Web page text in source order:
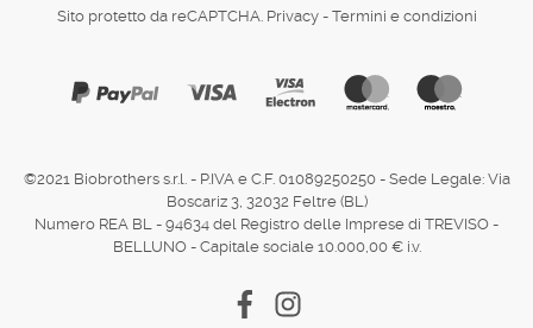
Sito protetto da reCAPTCHA. Privacy- Termini e condizioni
©2021 Biobrothers s.r.l. - P.IVA e C.F. 01089250250 - Sede Legale: Via
Boscariz 3, 32032 Feltre (BL)
Numero REA BL - 94634 del Registro delle Imprese di TREVISO -
BELLUNO - Capitale sociale 10.000,00 € i.v.
Facebook